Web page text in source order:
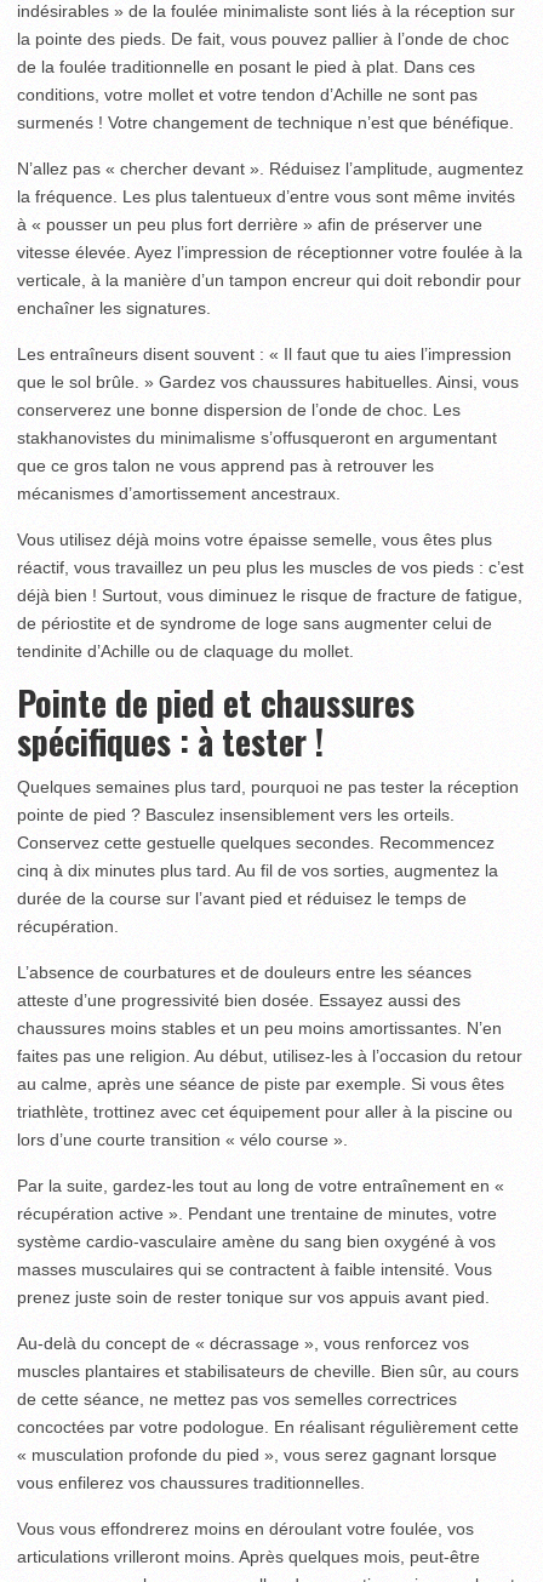
indésirables » de la foulée minimaliste sont liés à la réception sur
la pointe des pieds. De fait, vous pouvez pallier à l’onde de choc
de la foulée traditionnelle en posant le pied à plat. Dans ces
conditions, votre mollet et votre tendon d’Achille ne sont pas
surmenés ! Votre changement de technique n’est que bénéfique.
N’allez pas « chercher devant ». Réduisez l’amplitude, augmentez
la fréquence. Les plus talentueux d’entre vous sont même invités
à « pousser un peu plus fort derrière » afin de préserver une
vitesse élevée. Ayez l’impression de réceptionner votre foulée à la
verticale, à la manière d’un tampon encreur qui doit rebondir pour
enchaîner les signatures.
Les entraîneurs disent souvent : « Il faut que tu aies l’impression
que le sol brûle. » Gardez vos chaussures habituelles. Ainsi, vous
conserverez une bonne dispersion de l’onde de choc. Les
stakhanovistes du minimalisme s’offusqueront en argumentant
que ce gros talon ne vous apprend pas à retrouver les
mécanismes d’amortissement ancestraux.
Vous utilisez déjà moins votre épaisse semelle, vous êtes plus
réactif, vous travaillez un peu plus les muscles de vos pieds : c’est
déjà bien ! Surtout, vous diminuez le risque de fracture de fatigue,
de périostite et de syndrome de loge sans augmenter celui de
tendinite d’Achille ou de claquage du mollet.
Pointe de pied et chaussures
spécifiques : à tester !
Quelques semaines plus tard, pourquoi ne pas tester la réception
pointe de pied ? Basculez insensiblement vers les orteils.
Conservez cette gestuelle quelques secondes. Recommencez
cinq à dix minutes plus tard. Au fil de vos sorties, augmentez la
durée de la course sur l’avant pied et réduisez le temps de
récupération.
L’absence de courbatures et de douleurs entre les séances
atteste d’une progressivité bien dosée. Essayez aussi des
chaussures moins stables et un peu moins amortissantes. N’en
faites pas une religion. Au début, utilisez-les à l’occasion du retour
au calme, après une séance de piste par exemple. Si vous êtes
triathlète, trottinez avec cet équipement pour aller à la piscine ou
lors d’une courte transition « vélo course ».
Par la suite, gardez-les tout au long de votre entraînement en «
récupération active ». Pendant une trentaine de minutes, votre
système cardio-vasculaire amène du sang bien oxygéné à vos
masses musculaires qui se contractent à faible intensité. Vous
prenez juste soin de rester tonique sur vos appuis avant pied.
Au-delà du concept de « décrassage », vous renforcez vos
muscles plantaires et stabilisateurs de cheville. Bien sûr, au cours
de cette séance, ne mettez pas vos semelles correctrices
concoctées par votre podologue. En réalisant régulièrement cette
« musculation profonde du pied », vous serez gagnant lorsque
vous enfilerez vos chaussures traditionnelles.
Vous vous effondrerez moins en déroulant votre foulée, vos
articulations vrilleront moins. Après quelques mois, peut-être